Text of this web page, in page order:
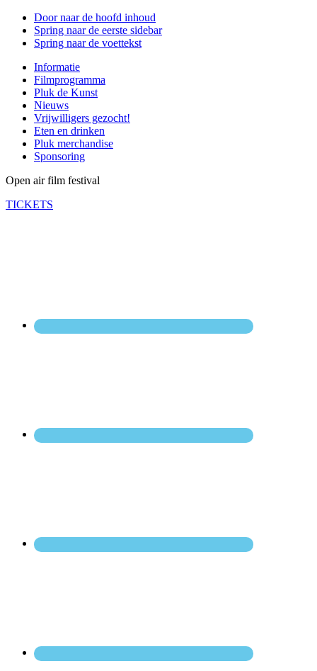
Door naar de hoofd inhoud
Spring naar de eerste sidebar
Spring naar de voettekst
Informatie
Filmprogramma
Pluk de Kunst
Nieuws
Vrijwilligers gezocht!
Eten en drinken
Pluk merchandise
Sponsoring
Open air film festival
TICKETS